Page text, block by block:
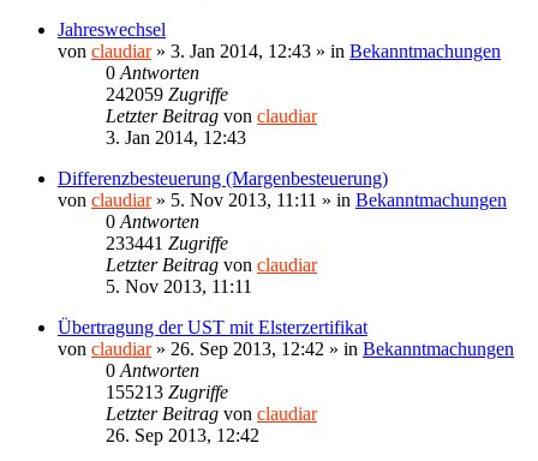
Jahreswechsel
von claudiar» 3. Jan 2014, 12:43 » in Bekanntmachungen
0 Antworten
242059 Zugriffe
Letzter Beitrag von claudiar
3. Jan 2014, 12:43
Differenzbesteuerung (Margenbesteuerung)
von claudiar» 5. Nov 2013, 11:11 » in Bekanntmachungen
0 Antworten
233441 Zugriffe
Letzter Beitrag von claudiar
5. Nov 2013, 11:11
Übertragung der UST mit Elsterzertifikat
von claudiar» 26. Sep 2013, 12:42 » in Bekanntmachungen
0 Antworten
155213 Zugriffe
Letzter Beitrag von claudiar
26. Sep 2013, 12:42